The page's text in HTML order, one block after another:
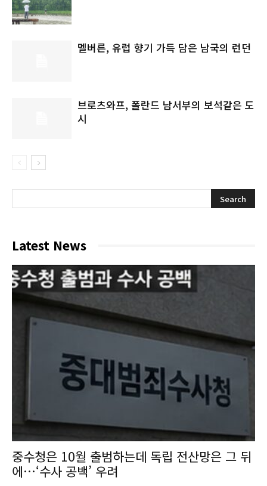
멜버른, 유럽 향기 가득 담은 남국의 런던
브로츠와프, 폴란드 남서부의 보석같은 도
시
Latest News
중수청은 10월 출범하는데 독립 전산망은 그 뒤
에…‘수사 공백’ 우려